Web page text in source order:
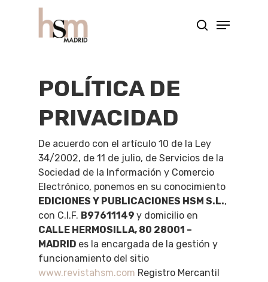
POLÍTICA DE
PRIVACIDAD
De acuerdo con el artículo 10 de la Ley
34/2002, de 11 de julio, de Servicios de la
Sociedad de la Información y Comercio
Electrónico, ponemos en su conocimiento
EDICIONES Y PUBLICACIONES HSM S.L.,
con C.I.F. B97611149 y domicilio en
CALLE HERMOSILLA, 80 28001 –
MADRID es la encargada de la gestión y
funcionamiento del sitio
www.revistahsm.com Registro Mercantil